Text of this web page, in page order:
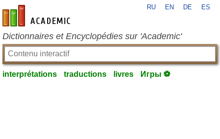
fr-academic.com
RU EN DE ES
Dictionnaires et Encyclopédies sur 'Academic'
interprétations traductions livres Игры ⚽